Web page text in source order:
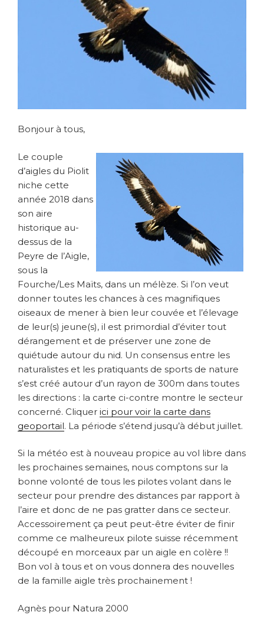
Bonjour à tous,
Le couple
d’aigles du Piolit
niche cette
année 2018 dans
son aire
historique au-
dessus de la
Peyre de l’Aigle,
sous la
Fourche/Les Maïts, dans un mélèze. Si l’on veut
donner toutes les chances à ces magnifiques
oiseaux de mener à bien leur couvée et l’élevage
de leur(s) jeune(s), il est primordial d’éviter tout
dérangement et de préserver une zone de
quiétude autour du nid. Un consensus entre les
naturalistes et les pratiquants de sports de nature
s’est créé autour d’un rayon de 300m dans toutes
les directions : la carte ci-contre montre le secteur
concerné. Cliquer ici pour voir la carte dans
geoportail. La période s’étend jusqu’à début juillet.
Si la météo est à nouveau propice au vol libre dans
les prochaines semaines, nous comptons sur la
bonne volonté de tous les pilotes volant dans le
secteur pour prendre des distances par rapport à
l’aire et donc de ne pas gratter dans ce secteur.
Accessoirement ça peut peut-être éviter de finir
comme ce malheureux pilote suisse récemment
découpé en morceaux par un aigle en colère !!
Bon vol à tous et on vous donnera des nouvelles
de la famille aigle très prochainement !
Agnès pour Natura 2000